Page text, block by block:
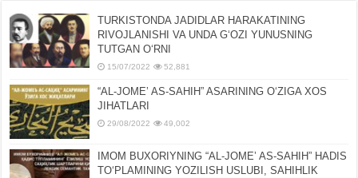
TURKISTONDA JADIDLAR HARAKATINING
RIVOJLANISHI VA UNDA GʻOZI YUNUSNING
TUTGAN OʻRNI
15/07/2022 52,881
“AL-JOMEʼ AS-SAHIH” ASARINING OʻZIGA XOS
JIHATLARI
29/08/2022 49,002
IMOM BUXORIYNING “AL-JOMEʼ AS-SAHIH” HADIS
TOʻPLAMINING YOZILISH USLUBI, SAHIHLIK